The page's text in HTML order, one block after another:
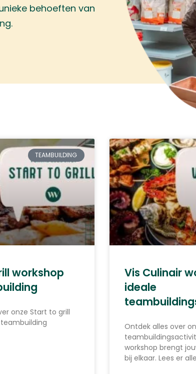
behoeften van
TEAMBUILDING
workshop
onze Start to grill
Vis Culinair
ideale
Ontdek alles over
workshop brengt
bij elkaar. Lees er